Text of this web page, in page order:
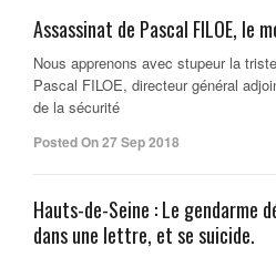
Assassinat de Pascal FILOE, le
Nous apprenons avec stupeur la
Pascal FILOE, directeur général
de la sécurité
Posted On 27 Sep 2018
Hauts-de-Seine : Le gendarme
dans une lettre, et se suicide.